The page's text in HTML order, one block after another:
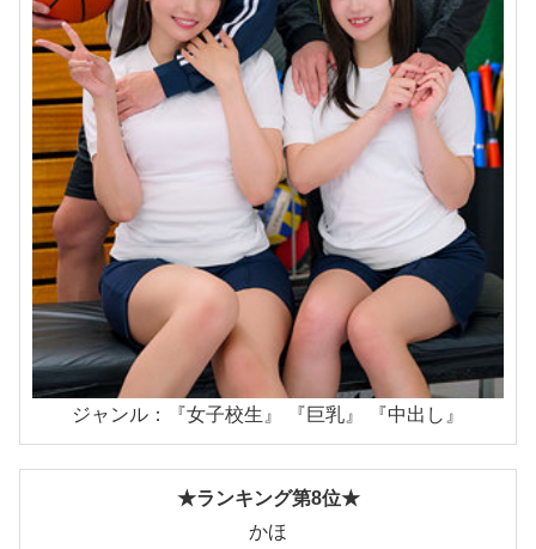
ジャンル：『女子校生』 『巨乳』 『中出し』
★ランキング第8位★
かほ